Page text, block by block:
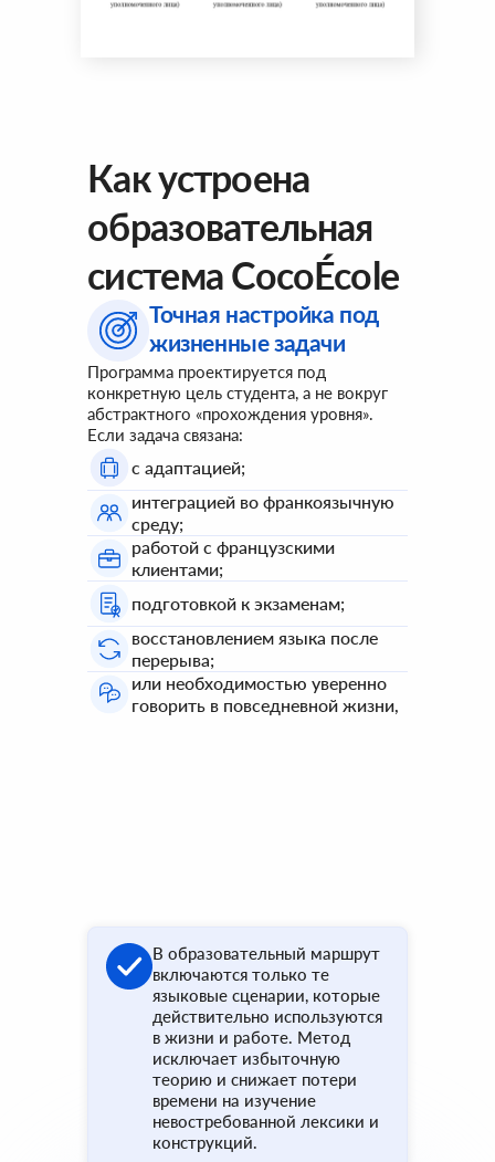
Как устроена
образовательная
система CocoÉcole
Точная настройка под
жизненные задачи
Программа проектируется под
конкретную цель студента, а не вокруг
абстрактного «прохождения уровня».
Если задача связана:
с адаптацией;
интеграцией во франкоязычную
среду;
работой с французскими
клиентами;
подготовкой к экзаменам;
восстановлением языка после
перерыва;
или необходимостью уверенно
говорить в повседневной жизни,
В образовательный маршрут
включаются только те
языковые сценарии, которые
действительно используются
в жизни и работе. Метод
исключает избыточную
теорию и снижает потери
времени на изучение
невостребованной лексики и
конструкций.